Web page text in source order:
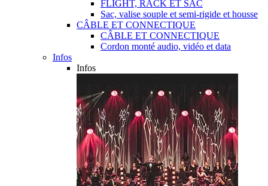
FLIGHT, RACK ET SAC
Sac, valise souple et semi-rigide et housse
CÂBLE ET CONNECTIQUE
CÂBLE ET CONNECTIQUE
Cordon monté audio, vidéo et data
Infos
Infos